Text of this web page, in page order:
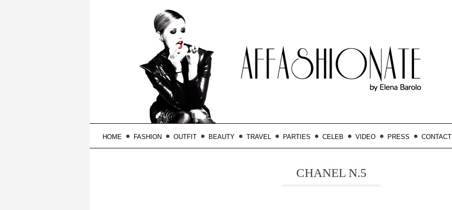
HOME FASHION OUTFIT BEAUTY TRAVEL PARTIES CELEB VIDEO PRESS CONTACT
CHANEL N.5